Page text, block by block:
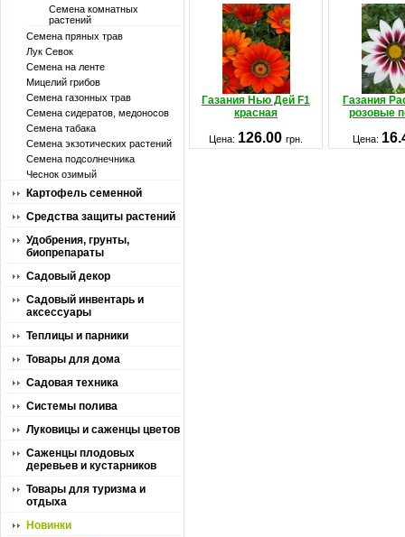
Семена комнатных
растений
Семена пряных трав
Лук Севок
Семена на ленте
Мицелий грибов
Семена газонных трав
Семена сидератов, медоносов
Семена табака
Семена экзотических растений
Семена подсолнечника
Чеснок озимый
Картофель семенной
Средства защиты растений
Удобрения, грунты,
биопрепараты
Садовый декор
Садовый инвентарь и
аксессуары
Теплицы и парники
Товары для дома
Садовая техника
Системы полива
Луковицы и саженцы цветов
Саженцы плодовых
деревьев и кустарников
Товары для туризма и
отдыха
Новинки
Газания Нью Дей F1
красная
Газания
розовые
Цена: 126.00 грн. Цена: